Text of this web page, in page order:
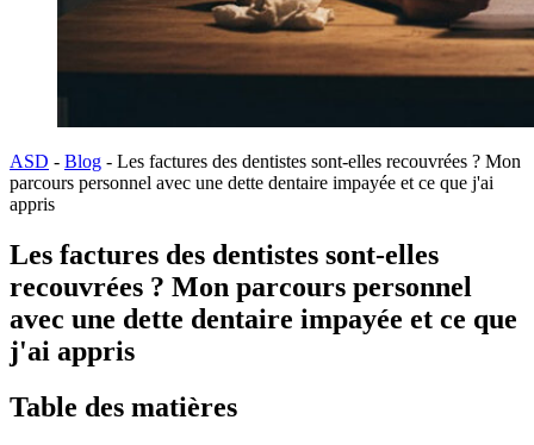
ASD - Blog - Les factures des dentistes sont-elles recouvrées ? Mon
parcours personnel avec une dette dentaire impayée et ce que j'ai
appris
Les factures des dentistes sont-elles
recouvrées ? Mon parcours personnel
avec une dette dentaire impayée et ce que
j'ai appris
Table des matières